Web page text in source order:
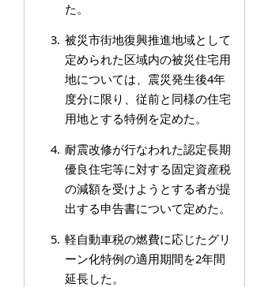
た。
被災市街地復興推進地域として
定められた区域内の被災住宅用
地については、震災発生後4年
度分に限り、従前と同様の住宅
用地とする特例を定めた。
耐震改修が行なわれた認定長期
優良住宅等に対する固定資産税
の減額を受けようとする者が提
出する申告書について定めた。
軽自動車税の燃費に応じたグリ
ーン化特例の適用期間を2年間
延長した。